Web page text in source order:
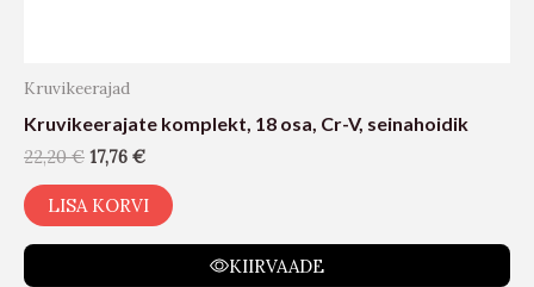
Kruvikeerajad
Kruvikeerajate komplekt, 18 osa, Cr-V, seinahoidik
22,20€ 17,76 €
LISA KORVI
KIIRVAADE